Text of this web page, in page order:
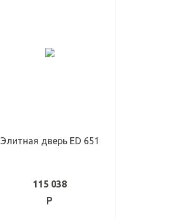
Элитная дверь ED 651
115 038